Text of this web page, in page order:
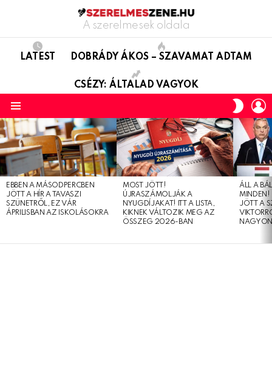
A szerelmesek oldala
LATEST DOBRÁDY ÁKOS – SZAVAMAT ADTAM
CSÉZY: ÁLTALAD VAGYOK
SKIN
LATEST
STORIES
EBBEN A MÁSODPERCBEN
JÖTT A HÍR A TAVASZI
SZÜNETRŐL, EZ VÁR
ÁPRILISBAN AZ ISKOLÁSOKRA
MOST JÖTT!
ÚJRASZÁMOLJÁK A
NYUGDÍJAKAT! ITT A LISTA,
KIKNEK VÁLTOZIK MEG AZ
ÖSSZEG 2026-BAN
ÁLL A
MINDEN!
JÖTT A